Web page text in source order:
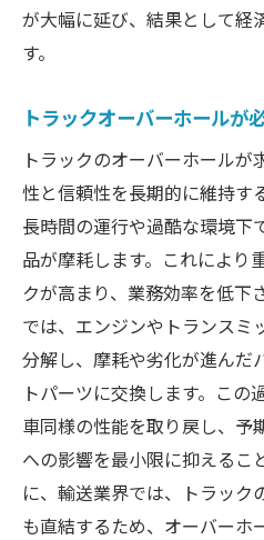
トラックのオーバーホ
恵
長期的視点で考え
ビジネスの競争力
オーバーホールが
延長
環境に優しいトラッ
能性
持続的な成長を支
ホール
トラックオーバーホー
機能を引き出す
オーバーホールの
が大幅に延び、結果として経
す。
トラックオーバーホールが
トラックのオーバーホール
性と信頼性を長期的に維持す
長時間の運行や過酷な環境下
品が摩耗します。これにより
クが高まり、業務効率を低下
では、エンジンやトランスミ
分解し、摩耗や劣化が進んだ
トパーツに交換します。この
車同様の性能を取り戻し、予
への影響を最小限に抑えるこ
に、輸送業界では、トラック
も直結するため、オーバーホ